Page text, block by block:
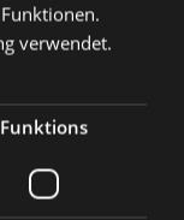
verwendet.
Funktions